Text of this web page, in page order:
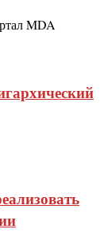
MDA